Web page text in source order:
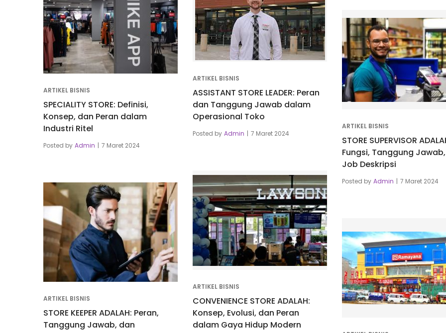
ARTIKEL BISNIS
ASSISTANT STORE LEADER: Peran
dan Tanggung Jawab dalam
Operasional Toko
Posted by Admin 7 Maret 2024
ARTIKEL BISNIS
SPECIALITY STORE: Definisi,
Konsep, dan Peran dalam
Industri Ritel
Posted by Admin 7 Maret 2024
ARTIKEL BISNIS
STORE SUPERVISOR
Fungsi, Tanggung
Job Deskripsi
Posted by Admin 7 Maret 2024
ARTIKEL BISNIS
CONVENIENCE STORE ADALAH:
Konsep, Evolusi, dan Peran
dalam Gaya Hidup Modern
ARTIKEL BISNIS
STORE KEEPER ADALAH: Peran,
Tanggung Jawab, dan